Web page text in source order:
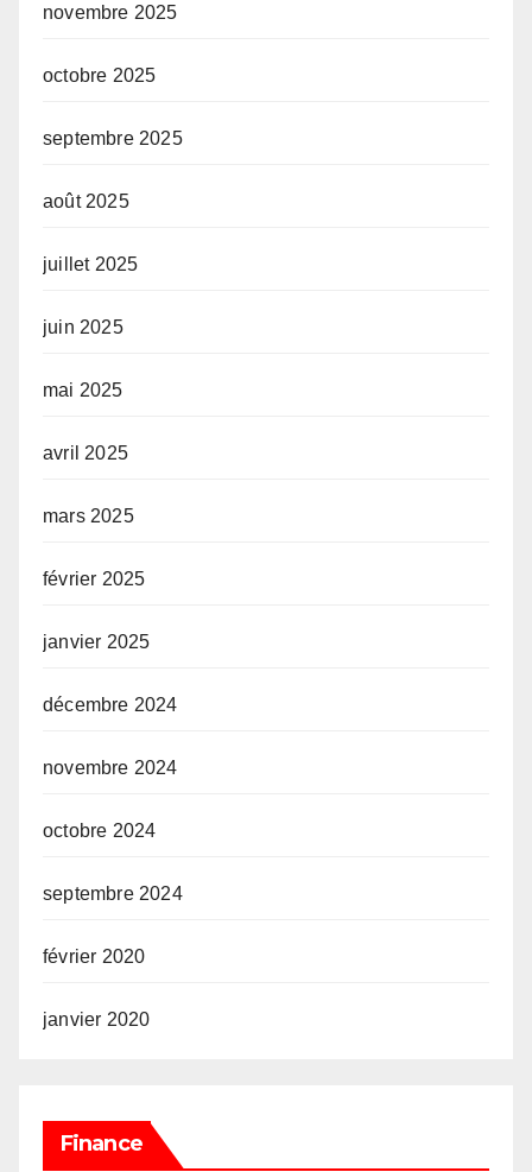
novembre 2025
octobre 2025
septembre 2025
août 2025
juillet 2025
juin 2025
mai 2025
avril 2025
mars 2025
février 2025
janvier 2025
décembre 2024
novembre 2024
octobre 2024
septembre 2024
février 2020
janvier 2020
Finance